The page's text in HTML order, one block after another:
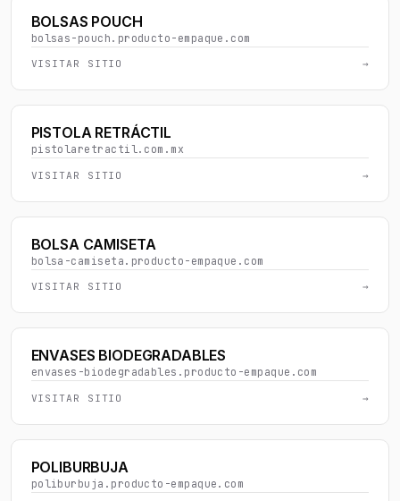
BOLSAS POUCH
bolsas-pouch.producto-empaque.com
VISITAR SITIO →
PISTOLA RETRÁCTIL
pistolaretractil.com.mx
VISITAR SITIO →
BOLSA CAMISETA
bolsa-camiseta.producto-empaque.com
VISITAR SITIO →
ENVASES BIODEGRADABLES
envases-biodegradables.producto-empaque.com
VISITAR SITIO →
POLIBURBUJA
poliburbuja.producto-empaque.com